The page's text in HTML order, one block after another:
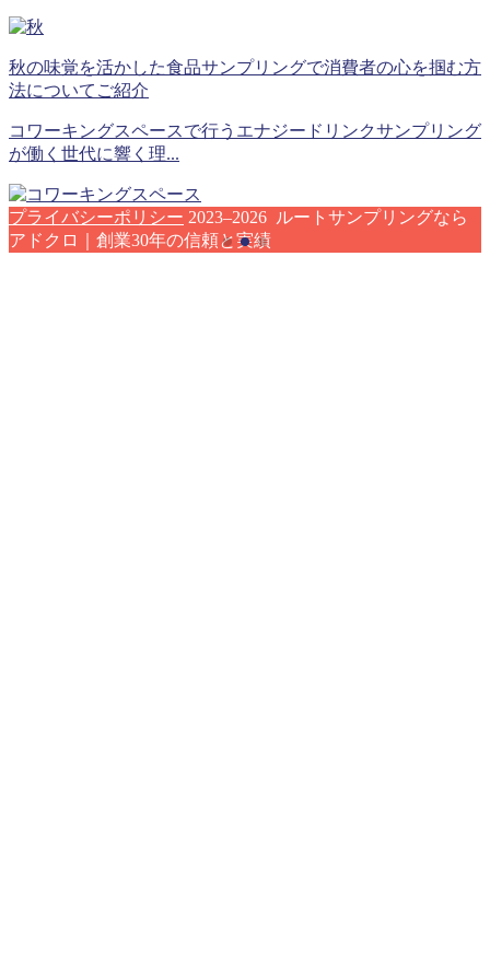
秋の味覚を活かした食品サンプリングで消費者の心を掴む方
法についてご紹介
コワーキングスペースで行うエナジードリンクサンプリング
が働く世代に響く理...
プライバシーポリシー 2023–2026 ルートサンプリングなら
アドクロ｜創業30年の信頼と実績